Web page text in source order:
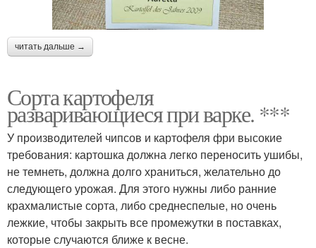
читать дальше →
Сорта картофеля
разваривающиеся при варке. ***
У производителей чипсов и картофеля фри высокие
требования: картошка должна легко переносить ушибы,
не темнеть, должна долго храниться, желательно до
следующего урожая. Для этого нужны либо ранние
крахмалистые сорта, либо среднеспелые, но очень
лежкие, чтобы закрыть все промежутки в поставках,
которые случаются ближе к весне.